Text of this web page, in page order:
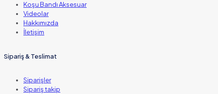
Koşu Bandı Aksesuar
Videolar
Hakkımızda
İletişim
Sipariş & Teslimat
Siparişler
Sipariş takip